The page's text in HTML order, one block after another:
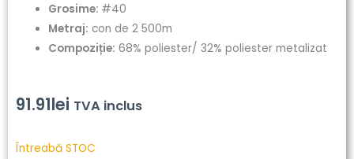
Grosime: #40
Metraj: con de 2 500m
Compoziție: 68% poliester/ 32% poliester metalizat
91.91lei TVA inclus
Întreabă STOC
Cantitate